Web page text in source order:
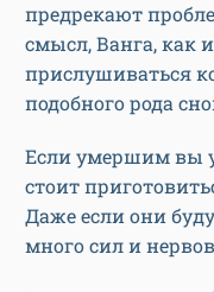
предрекают
смысл, Ванга, как
прислушиваться
подобного рода
Если умершим вы
стоит
Даже если они
много сил и